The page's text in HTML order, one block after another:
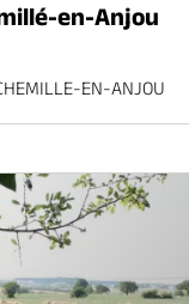
en-Anjou
EN-ANJOU